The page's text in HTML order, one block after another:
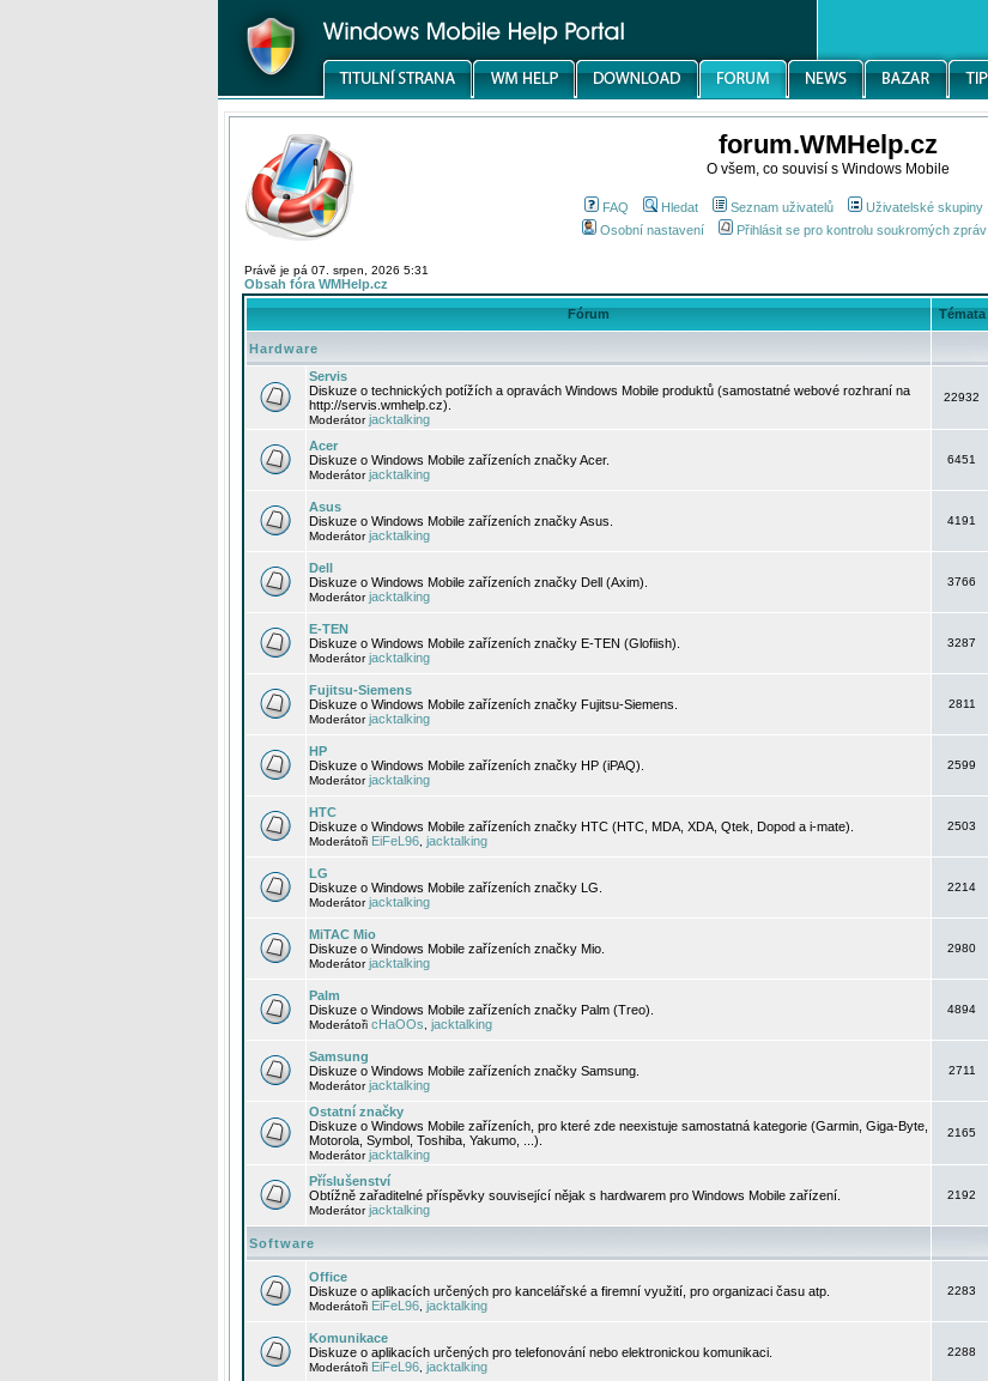
forum.WMHelp.cz
O všem, co souvisí s Windows Mobile
FAQ Hledat Seznam uživatelů Uživatelské skupiny
Osobní nastavení
Přihlásit se pro kontrolu soukromých zpráv
Právě je pá 07. srpen, 2026 5:31
Obsah fóra WMHelp.cz
Fórum Témata
Hardware
Servis
Diskuze o technických potížích a opravách Windows Mobile produktů (samostatné webové rozhraní na
http://servis.wmhelp.cz).
Moderátorjacktalking
22932
Acer
Diskuze o Windows Mobile zařízeních značky Acer.
Moderátorjacktalking
6451
Asus
Diskuze o Windows Mobile zařízeních značky Asus.
Moderátorjacktalking
4191
Dell
Diskuze o Windows Mobile zařízeních značky Dell (Axim).
Moderátorjacktalking
3766
E-TEN
Diskuze o Windows Mobile zařízeních značky E-TEN (Glofiish).
Moderátorjacktalking
3287
Fujitsu-Siemens
Diskuze o Windows Mobile zařízeních značky Fujitsu-Siemens.
Moderátorjacktalking
2811
HP
Diskuze o Windows Mobile zařízeních značky HP (iPAQ).
Moderátorjacktalking
2599
HTC
Diskuze o Windows Mobile zařízeních značky HTC (HTC, MDA, XDA, Qtek, Dopod a i-mate).
Moderátoři EiFeL96 jacktalking
2503
LG
Diskuze o Windows Mobile zařízeních značky LG.
Moderátorjacktalking
2214
MiTAC Mio
Diskuze o Windows Mobile zařízeních značky Mio.
Moderátorjacktalking
2980
Palm
Diskuze o Windows Mobile zařízeních značky Palm (Treo).
Moderátoři cHaOOs jacktalking
4894
Samsung
Diskuze o Windows Mobile zařízeních značky Samsung.
Moderátorjacktalking
2711
Ostatní značky
Diskuze o Windows Mobile zařízeních, pro které zde neexistuje samostatná kategorie (Garmin, Giga-Byte,
Motorola, Symbol, Toshiba, Yakumo, ...).
Moderátorjacktalking
2165
Příslušenství
Obtížně zařaditelné příspěvky související nějak s hardwarem pro Windows Mobile zařízení.
Moderátorjacktalking
2192
Software
Office
Diskuze o aplikacích určených pro kancelářské a firemní využití, pro organizaci času atp.
Moderátoři EiFeL96 jacktalking
2283
Komunikace
Diskuze o aplikacích určených pro telefonování nebo elektronickou komunikaci.
Moderátoři EiFeL96 jacktalking
2288